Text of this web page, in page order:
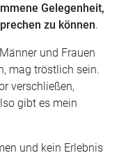
Gelegenheit,
zu können.
und Frauen
mag tröstlich sein.
verschließen,
gibt es mein
und kein Erlebnis